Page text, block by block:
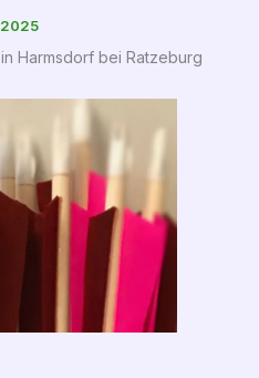
2025
Harmsdorf bei Ratzeburg